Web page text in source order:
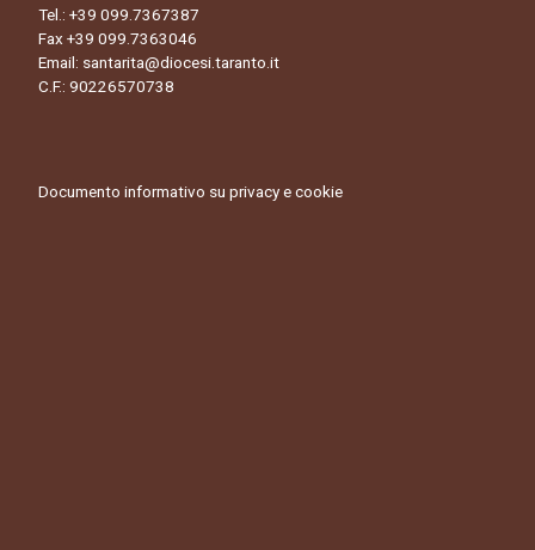
Tel.: +39 099.7367387
Fax +39 099.7363046
Email: santarita@diocesi.taranto.it
C.F.: 90226570738
Documento informativo su privacy e cookie